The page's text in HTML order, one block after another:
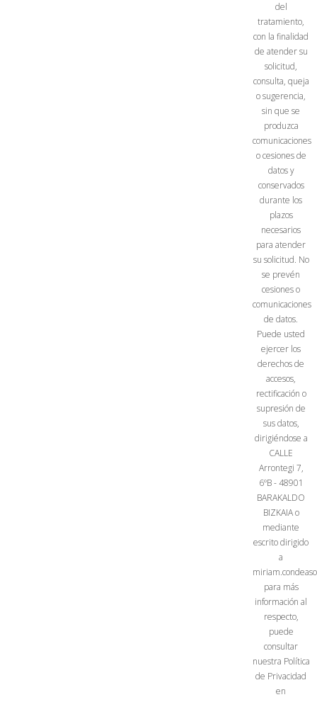
del
tratamiento,
con la finalidad
de atender su
solicitud,
consulta, queja
o sugerencia,
sin que se
produzca
comunicaciones
o cesiones de
datos y
conservados
durante los
plazos
necesarios
para atender
su solicitud. No
se prevén
cesiones o
comunicaciones
de datos.
Puede usted
ejercer los
derechos de
accesos,
rectificación o
supresión de
sus datos,
dirigiéndose a
CALLE
Arrontegi 7,
6ºB - 48901
BARAKALDO
BIZKAIA o
mediante
escrito dirigido
a
para más
información al
respecto,
puede
consultar
nuestra Política
de Privacidad
en